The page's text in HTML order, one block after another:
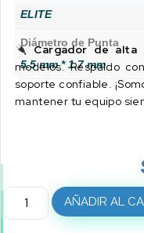
ELITE
Diámetro de Punta
5.5 mm * 1.7 mm
Cargador de alta
modelos. Respaldo
soporte confiable.
mantener tu equipo
AÑADIR AL